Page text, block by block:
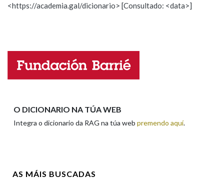
OUTRAS OPCIÓNS DE BUSCA
Pertence a
LIMPAR
Propoño mellorar a definición
Nome
<https://academia.gal/dicionario> [Consultado: <data>]
O DICIONARIO NA TÚA WEB
Integra o dicionario da RAG na túa web premendo aquí.
AS MÁIS BUSCADAS